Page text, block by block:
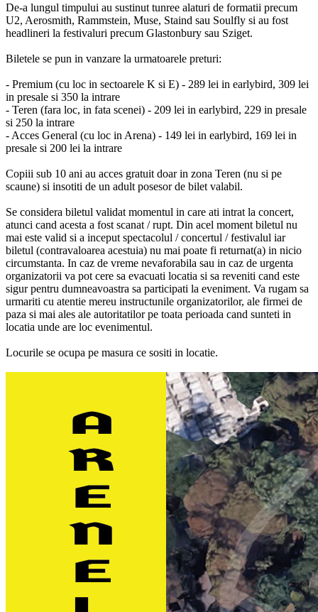
De-a lungul timpului au sustinut tunree alaturi de formatii precum
U2, Aerosmith, Rammstein, Muse, Staind sau Soulfly si au fost
headlineri la festivaluri precum Glastonbury sau Sziget.
Biletele se pun in vanzare la urmatoarele preturi:
- Premium (cu loc in sectoarele K si E) - 289 lei in earlybird, 309 lei
in presale si 350 la intrare
- Teren (fara loc, in fata scenei) - 209 lei in earlybird, 229 in presale
si 250 la intrare
- Acces General (cu loc in Arena) - 149 lei in earlybird, 169 lei in
presale si 200 lei la intrare
Copiii sub 10 ani au acces gratuit doar in zona Teren (nu si pe
scaune) si insotiti de un adult posesor de bilet valabil.
Se considera biletul validat momentul in care ati intrat la concert,
atunci cand acesta a fost scanat / rupt. Din acel moment biletul nu
mai este valid si a inceput spectacolul / concertul / festivalul iar
biletul (contravaloarea acestuia) nu mai poate fi returnat(a) in nicio
circumstanta. In caz de vreme nevaforabila sau in caz de urgenta
organizatorii va pot cere sa evacuati locatia si sa reveniti cand este
sigur pentru dumneavoastra sa participati la eveniment. Va rugam sa
urmariti cu atentie mereu instructunile organizatorilor, ale firmei de
paza si mai ales ale autoritatilor pe toata perioada cand sunteti in
locatia unde are loc evenimentul.
Locurile se ocupa pe masura ce sositi in locatie.